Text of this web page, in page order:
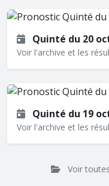
Quinté du 20
Voir l'archive et les
Quinté du 19
Voir l'archive et les
Voir